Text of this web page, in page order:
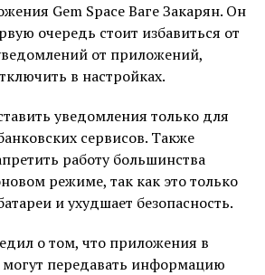
Gem Space Ваге Закарян. Он
очередь стоит избавиться от
от приложений,
в настройках.
уведомления только для
сервисов. Также
работу большинства
режиме, так как это только
и ухудшает безопасность.
о том, что приложения в
передавать информацию